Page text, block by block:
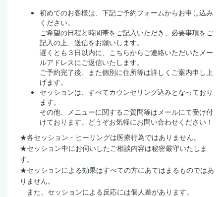
初めてのお客様は、下記ご予約フォームからお申し込み
ください。
ご希望の日程と時間帯をご記入いただき、必要事項をご
記入の上、送信をお願いします。
遅くとも３日以内に、こちらからご連絡いただいたメー
ルアドレスにご返信いたします。
ご予約完了後、また個別に住所等は詳しくご案内申し上
げます。
セッションは、すべてカウンセリング込みとなっており
ます。
その他、メニューに関するご質問等はメールにて受け付
けております。どうぞお気軽にお問い合わせください！
★各セッション・ヒーリングは医療行為ではありません。
★セッション中にお伺いしたご相談内容は秘密厳守いたしま
す。
★セッションによる効果はすべての方にあてはまるものではあ
りません。
また、セッションによる反応には個人差があります。